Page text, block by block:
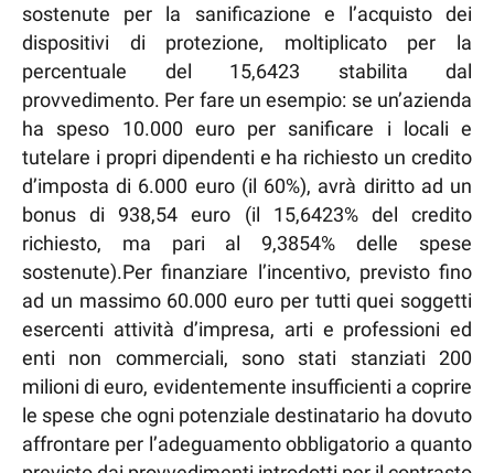
sostenute per la sanificazione e l’acquisto dei
dispositivi di protezione, moltiplicato per la
percentuale del 15,6423 stabilita dal
provvedimento. Per fare un esempio: se un’azienda
ha speso 10.000 euro per sanificare i locali e
tutelare i propri dipendenti e ha richiesto un credito
d’imposta di 6.000 euro (il 60%), avrà diritto ad un
bonus di 938,54 euro (il 15,6423% del credito
richiesto, ma pari al 9,3854% delle spese
sostenute).Per finanziare l’incentivo, previsto fino
ad un massimo 60.000 euro per tutti quei soggetti
esercenti attività d’impresa, arti e professioni ed
enti non commerciali, sono stati stanziati 200
milioni di euro, evidentemente insufficienti a coprire
le spese che ogni potenziale destinatario ha dovuto
affrontare per l’adeguamento obbligatorio a quanto